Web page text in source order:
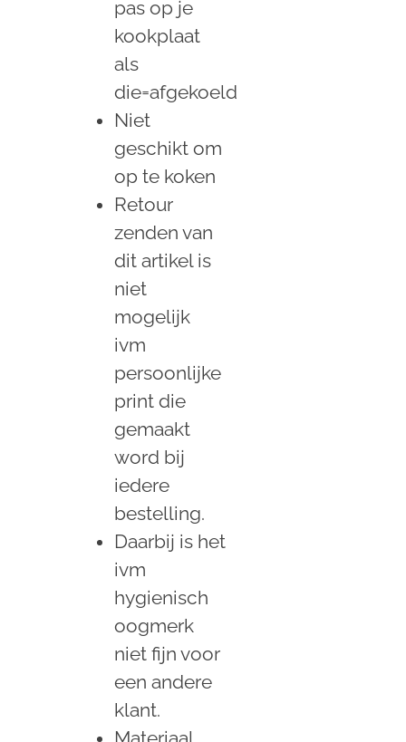
pas op je
kookplaat
als
die=afgekoeld
Niet
geschikt om
op te koken
Retour
zenden van
dit artikel is
niet
mogelijk
ivm
persoonlijke
print die
gemaakt
word bij
iedere
bestelling.
Daarbij is het
ivm
hygienisch
oogmerk
niet fijn voor
een andere
klant.